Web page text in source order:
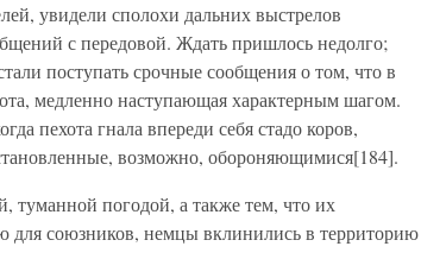
увидели сполохи дальних выстрелов
с передовой. Ждать пришлось недолго;
поступать срочные сообщения о том, что в
медленно наступающая характерным шагом.
пехота гнала впереди себя стадо коров,
возможно, обороняющимися[184].
туманной погодой, а также тем, что их
для союзников, немцы вклинились в территорию